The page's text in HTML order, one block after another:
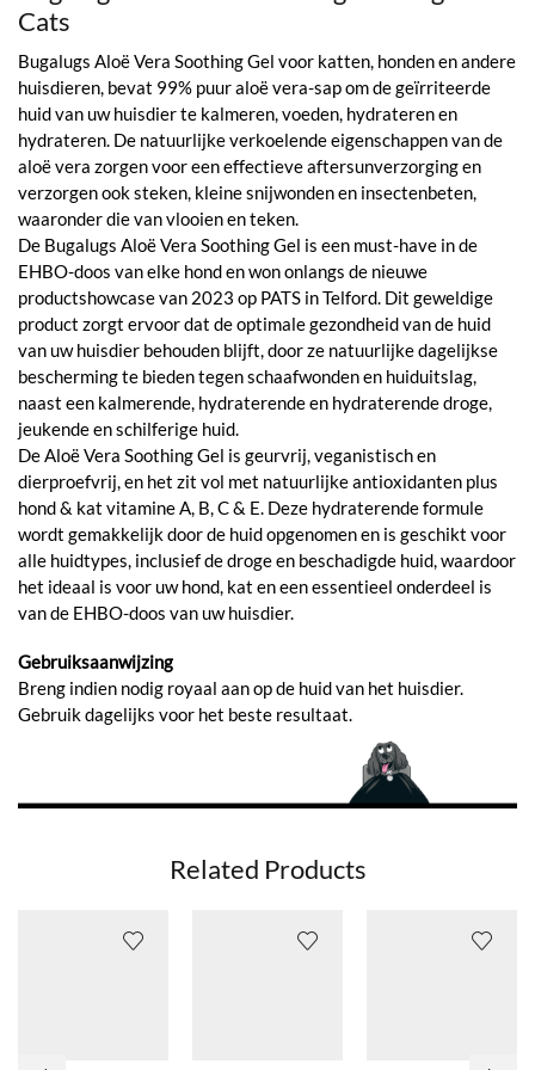
Cats
Bugalugs Aloë Vera Soothing Gel voor katten, honden en andere
huisdieren, bevat 99% puur aloë vera-sap om de geïrriteerde
huid van uw huisdier te kalmeren, voeden, hydrateren en
hydrateren. De natuurlijke verkoelende eigenschappen van de
aloë vera zorgen voor een effectieve aftersunverzorging en
verzorgen ook steken, kleine snijwonden en insectenbeten,
waaronder die van vlooien en teken.
De Bugalugs Aloë Vera Soothing Gel is een must-have in de
EHBO-doos van elke hond en won onlangs de nieuwe
productshowcase van 2023 op PATS in Telford. Dit geweldige
product zorgt ervoor dat de optimale gezondheid van de huid
van uw huisdier behouden blijft, door ze natuurlijke dagelijkse
bescherming te bieden tegen schaafwonden en huiduitslag,
naast een kalmerende, hydraterende en hydraterende droge,
jeukende en schilferige huid.
De Aloë Vera Soothing Gel is geurvrij, veganistisch en
dierproefvrij, en het zit vol met natuurlijke antioxidanten plus
hond & kat vitamine A, B, C & E. Deze hydraterende formule
wordt gemakkelijk door de huid opgenomen en is geschikt voor
alle huidtypes, inclusief de droge en beschadigde huid, waardoor
het ideaal is voor uw hond, kat en een essentieel onderdeel is
van de EHBO-doos van uw huisdier.
Gebruiksaanwijzing
Breng indien nodig royaal aan op de huid van het huisdier.
Gebruik dagelijks voor het beste resultaat.
Related Products